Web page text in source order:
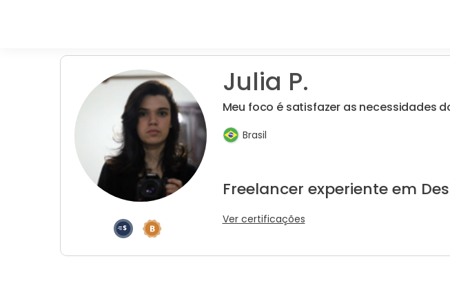
Julia P.
Meu foco é satisfazer as necessidades
Brasil
Freelancer experiente em
Ver certificações